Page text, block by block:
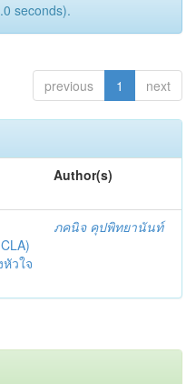
seconds).
previous 1 next
Author(s)
วใจ
ภคนิจ คุปพิทยานันท์